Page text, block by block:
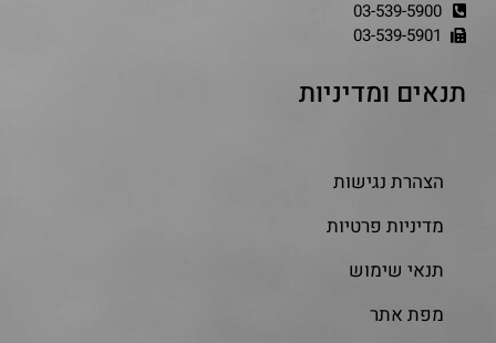
03-539-5900
03-539-5901
תנאים ומדיניות
הצהרת נגישות
מדיניות פרטיות
תנאי שימוש
מפת אתר